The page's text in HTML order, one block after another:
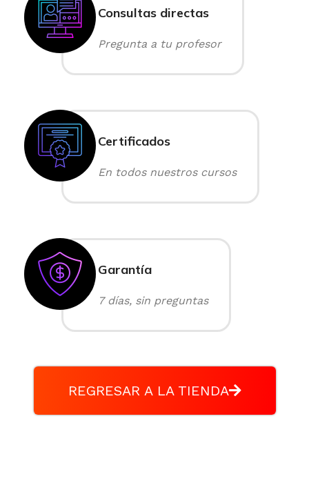
Consultas directas
Pregunta a tu profesor
Certificados
En todos nuestros cursos
Garantía
7 días, sin preguntas
REGRESAR A LA TIENDA